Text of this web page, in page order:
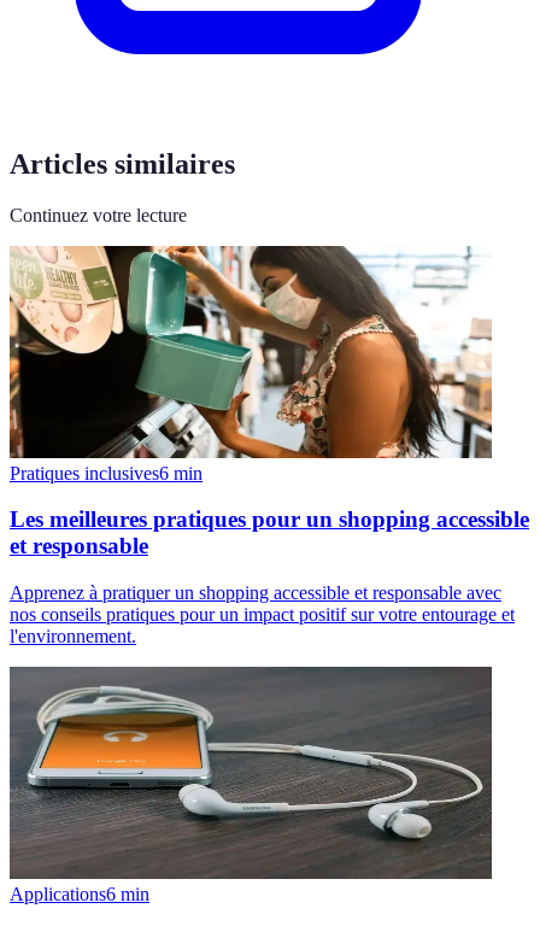
Articles similaires
Continuez votre lecture
Pratiques inclusives6 min
Les meilleures pratiques pour un shopping accessible
et responsable
Apprenez à pratiquer un shopping accessible et responsable avec
nos conseils pratiques pour un impact positif sur votre entourage et
l'environnement.
Applications6 min